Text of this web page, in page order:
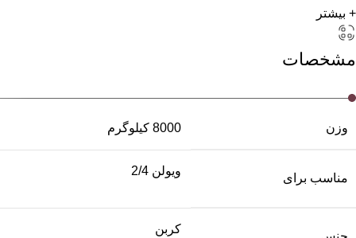
+ بیشتر
مشخصات
وزن 8000 کیلوگرم
مناسب برای
ویولن 2/4
کربن